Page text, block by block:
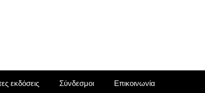
εκδόσεις Σύνδεσμοι Επικοινωνία